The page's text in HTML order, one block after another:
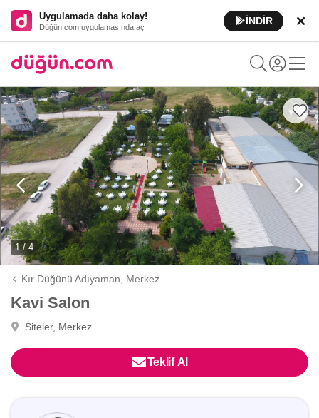
Uygulamada daha kolay!
Düğün.com uygulamasında aç
İNDİR
1 / 4
Kır Düğünü Adıyaman, Merkez
Kavi Salon
Siteler, Merkez
Teklif Al